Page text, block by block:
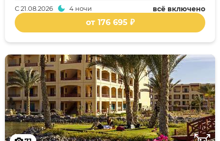
всё включено
С21.08.2026 4 ночи
от 176 695 ₽